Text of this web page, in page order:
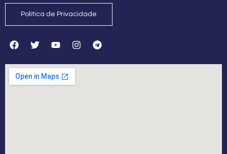
Política de Privacidade